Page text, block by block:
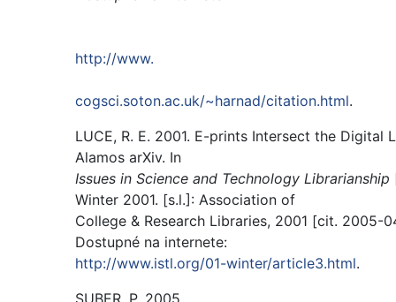
http://www.
cogsci.soton.ac.uk/~harnad/citation.html.
LUCE, R. E. 2001. E-prints Intersect the Digital
Alamos arXiv. In
Issues in Science and Technology Librarianship
Winter 2001. [s.l.]: Association of
College & Research Libraries, 2001 [cit. 2005-
Dostupné na internete:
http://www.istl.org/01-winter/article3.html.